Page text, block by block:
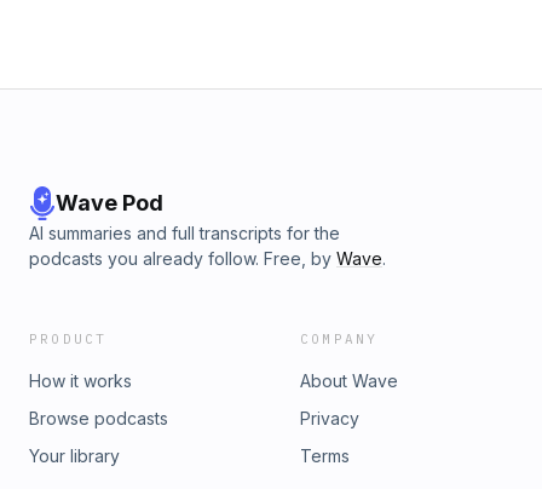
Wave Pod
AI summaries and full transcripts for the
podcasts you already follow. Free, by Wave.
PRODUCT
How it works
Browse podcasts
Your library
COMPANY
About Wave
Privacy
Terms